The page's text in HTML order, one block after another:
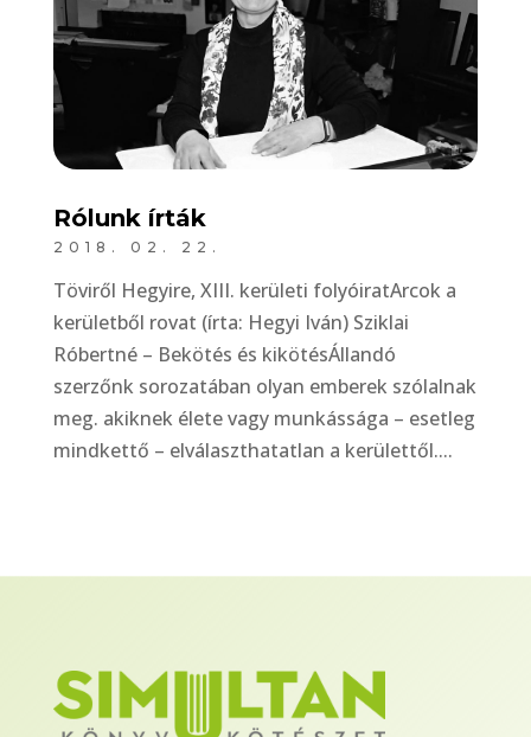
Rólunk írták
2018. 02. 22.
Töviről Hegyire, XIII. kerületi folyóiratArcok a
kerületből rovat (írta: Hegyi Iván) Sziklai
Róbertné – Bekötés és kikötésÁllandó
szerzőnk sorozatában olyan emberek szólalnak
meg. akiknek élete vagy munkássága – esetleg
mindkettő – elválaszthatatlan a kerülettől....